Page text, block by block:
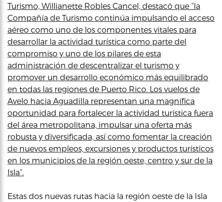
Turismo, Willianette Robles Cancel, destacó que “la
Compañía de Turismo continúa impulsando el acceso
aéreo como uno de los componentes vitales para
desarrollar la actividad turística como parte del
compromiso y uno de los pilares de esta
administración de descentralizar el turismo y
promover un desarrollo económico más equilibrado
en todas las regiones de Puerto Rico. Los vuelos de
Avelo hacia Aguadilla representan una magnífica
oportunidad para fortalecer la actividad turística fuera
del área metropolitana, impulsar una oferta más
robusta y diversificada, así como fomentar la creación
de nuevos empleos, excursiones y productos turísticos
en los municipios de la región oeste, centro y sur de la
Isla”.
Estas dos nuevas rutas hacia la región oeste de la Isla